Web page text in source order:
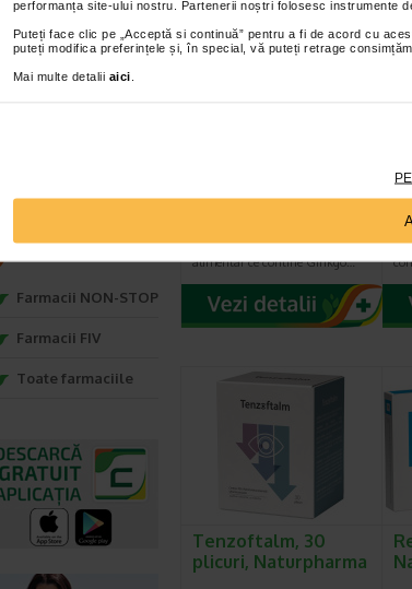
performanța site-ului nostru. Partenerii noștri folosesc instrumente
Puteți face clic pe „Acceptă si continuă” pentru a fi de acord cu
puteți modifica preferințele și, în special, vă puteți retrage
Mai multe detalii aici
30, NaturPharma
Memory este un supliment
alimentar ce contine Ginkgo…
Tenzoftalm, 30
plicuri, Naturpharma
Adora – Adorabili
din prima clipa
Seturi cadou
infoline@catena.ro
FARMACII
Farmacii NON-STOP
Farmacii FIV
Toate farmaciile